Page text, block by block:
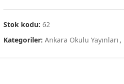
Cilt Tipi:
Stok kodu:62
Kategoriler: Ankara Okulu Yayınları ,